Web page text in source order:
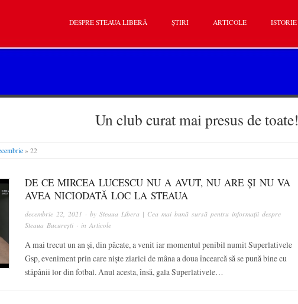
DESPRE STEAUA LIBERĂ ȘTIRI ARTICOLE ISTORIE
Un club curat mai presus de toate!
» 22
DE CE MIRCEA LUCESCU NU A AVUT, NU ARE ȘI NU VA
AVEA NICIODATĂ LOC LA STEAUA
decembrie 22, 2021 · by Steaua Libera | Cea mai bună sursă pentru informații despre
Steaua București · in Articole
A mai trecut un an și, din păcate, a venit iar momentul penibil numit Superlativele
Gsp, eveniment prin care niște ziarici de mâna a doua încearcă să se pună bine cu
stăpânii lor din fotbal. Anul acesta, însă, gala Superlativele…